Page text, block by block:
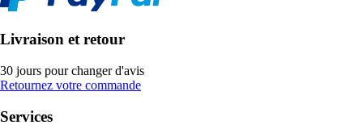
Livraison et retour
30 jours pour changer d'avis
Retournez votre commande
Services